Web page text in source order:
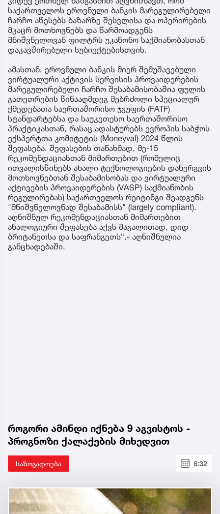
საქართველოს ეროვნული ბანკის მარეგულირებელი
ჩარჩო აწესებს ბაზარზე შესვლისა და ოპერირების
მკაცრ მოთხოვნებს და წარმოადგენს
მნიშვნელოვან ფილტრს უკანონო საქმიანობასთან
დაკავშირებული სუბიექტებისთვის.
ამასთან, ეროვნული ბანკის მიერ შემუშავებული
ვირტუალური აქტივის სერვისის პროვაიდერების
მარეგულირებელი ჩარჩო შესაბამისობაშია ფულის
გათეთრების წინააღმდეგ მებრძოლი სპეციალურ
ქმედებათა საერთაშორისო ჯგუფის (FATF)
სტანდარტებსა და საუკეთესო საერთაშორისო
პრაქტიკასთან, რასაც ადასტურებს ევროპის საბჭოს
ექსპერტთა კომიტეტის (Moneyval) 2024 წლის
შეფასება. შეფასების თანახმად, მე-15
რეკომენდაციასთან მიმართებით (რომელიც
ითვალისწინებს ახალი ტექნოლოგიების დანერგვის
მოთხოვნებთან შესაბამისობას და ვირტუალური
აქტივების პროვაიდერების (VASP) საქმიანობის
რეგულირებას) საქართველოს რეიტინგი შეადგენს
"მნიშვნელოვნად შესაბამისს" (largely compliant).
აღნიშნულ რეკომენდაციასთან მიმართებით
ანალოგიური შეფასება აქვს მაგალითად, დიდ
ბრიტანეთსა და საფრანგეთს“,- აღნიშნულია
განცხადებაში.
როგორი ამინდი იქნება 9 აგვისტოს -
პროგნოზი ქალაქების მიხედვით
საზოგადოება 6:32